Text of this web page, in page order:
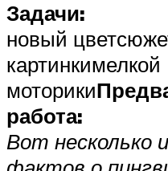
Задачи:
новый
картинкимелкой
моторики
работа:
Вот несколько